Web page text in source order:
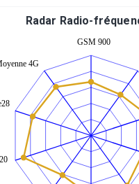
Radar Radio-